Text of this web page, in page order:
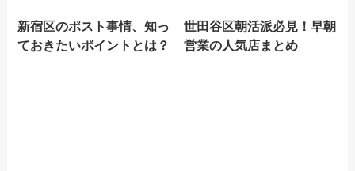
新宿区のポスト事情、知っ
ておきたいポイントとは？
世田谷区朝活派必見！早朝
営業の人気店まとめ